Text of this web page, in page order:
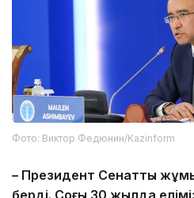
Фото: Виктор Федюнин/Kazinform
– Президент Сенаттың
берді. Соңғы 30 жылда